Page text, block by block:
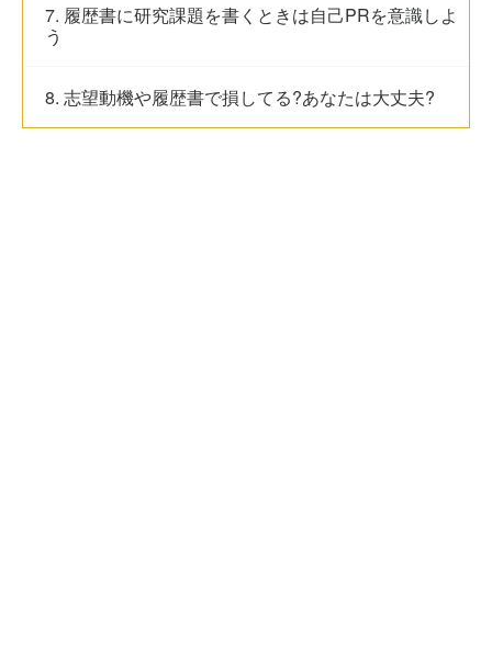
7. 履歴書に研究課題を書くときは自己PRを意識しよ
う
8. 志望動機や履歴書で損してる?あなたは大丈夫?